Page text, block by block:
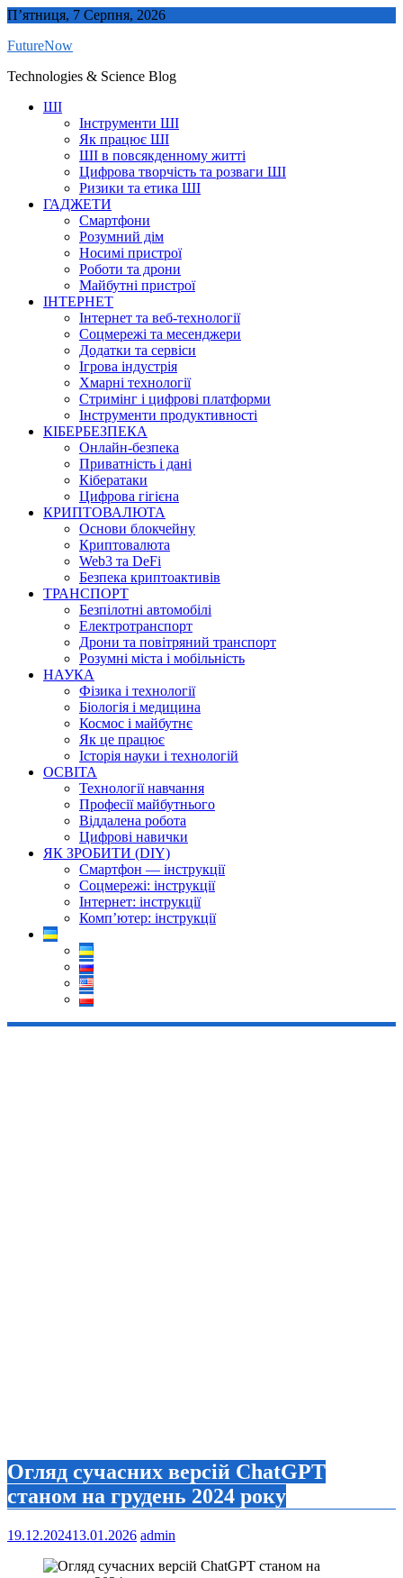
Skip
content
П’ятниця, 7 Серпня, 2026
FutureNow
Technologies & Science Blog
ШІ
Інструменти ШІ
Як працює ШІ
ШІ в повсякденному житті
Цифрова творчість та розваги ШІ
Ризики та етика ШІ
ГАДЖЕТИ
Смартфони
Розумний дім
Носимі пристрої
Роботи та дрони
Майбутні пристрої
ІНТЕРНЕТ
Інтернет та веб-технології
Соцмережі та месенджери
Додатки та сервіси
Ігрова індустрія
Хмарні технології
Стримінг і цифрові платформи
Інструменти продуктивності
КІБЕРБЕЗПЕКА
Онлайн-безпека
Приватність і дані
Кібератаки
Цифрова гігієна
КРИПТОВАЛЮТА
Основи блокчейну
Криптовалюта
Web3 та DeFi
Безпека криптоактивів
ТРАНСПОРТ
Безпілотні автомобілі
Електротранспорт
Дрони та повітряний транспорт
Розумні міста і мобільність
НАУКА
Фізика і технології
Біологія і медицина
Космос і майбутнє
Як це працює
Історія науки і технологій
ОСВІТА
Технології навчання
Професії майбутнього
Віддалена робота
Цифрові навички
ЯК ЗРОБИТИ (DIY)
Смартфон — інструкції
Соцмережі: інструкції
Інтернет: інструкції
Комп’ютер: інструкції
Огляд сучасних версій ChatGPT
станом на грудень 2024 року
19.12.202413.01.2026 admin